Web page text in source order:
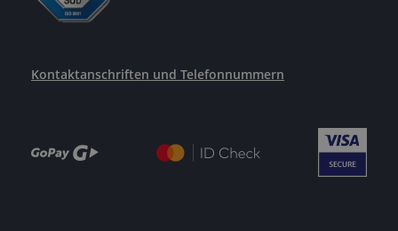
Kontaktanschriften und Telefonnummern